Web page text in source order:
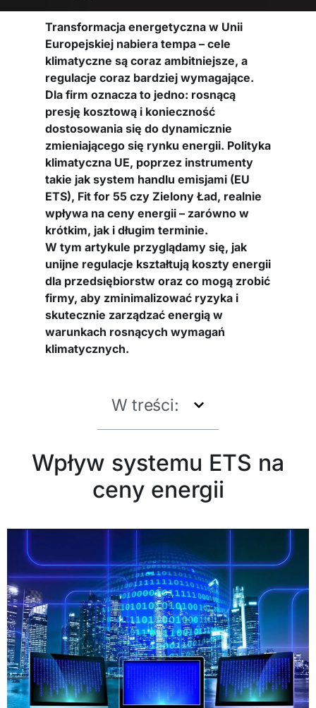
Transformacja energetyczna w Unii
Europejskiej nabiera tempa – cele
klimatyczne są coraz ambitniejsze, a
regulacje coraz bardziej wymagające.
Dla firm oznacza to jedno: rosnącą
presję kosztową i konieczność
dostosowania się do dynamicznie
zmieniającego się rynku energii. Polityka
klimatyczna UE, poprzez instrumenty
takie jak system handlu emisjami (EU
ETS), Fit for 55 czy Zielony Ład, realnie
wpływa na ceny energii – zarówno w
krótkim, jak i długim terminie.
W tym artykule przyglądamy się, jak
unijne regulacje kształtują koszty energii
dla przedsiębiorstw oraz co mogą zrobić
firmy, aby zminimalizować ryzyka i
skutecznie zarządzać energią w
warunkach rosnących wymagań
klimatycznych.
W treści:
Wpływ systemu ETS na
ceny energii